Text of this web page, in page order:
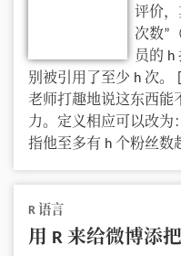
评价，
次数”
员的 h
别被引用了至少 h 次
老师打趣地说这东西能
力。定义相应可以改为
指他至多有 h 个粉丝数
R 语言
用 R 来给微博添